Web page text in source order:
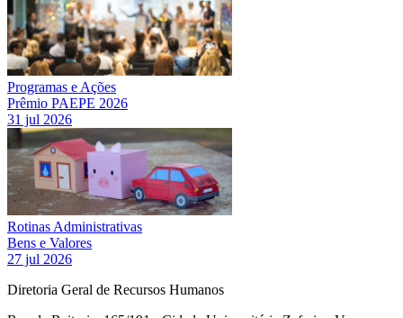
Programas e Ações
Prêmio PAEPE 2026
31 jul 2026
Rotinas Administrativas
Bens e Valores
27 jul 2026
Diretoria Geral de Recursos Humanos